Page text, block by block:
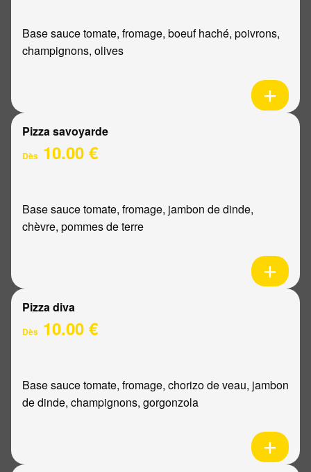
Base sauce tomate, fromage, boeuf haché, poivrons,
champignons, olives
Pizza savoyarde
Dès 10.00 €
Base sauce tomate, fromage, jambon de dinde,
chèvre, pommes de terre
Pizza diva
Dès 10.00 €
Base sauce tomate, fromage, chorizo de veau, jambon
de dinde, champignons, gorgonzola